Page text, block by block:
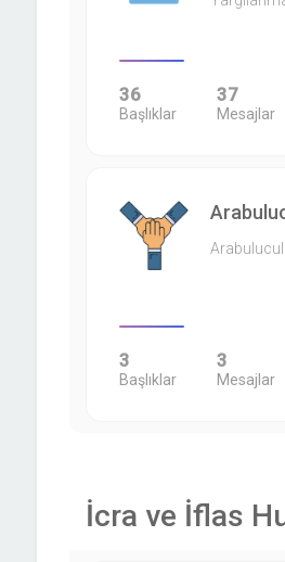
36
Başlıklar
37
Mesajlar
3
Başlıklar
3
Mesajlar
İcra ve İflas